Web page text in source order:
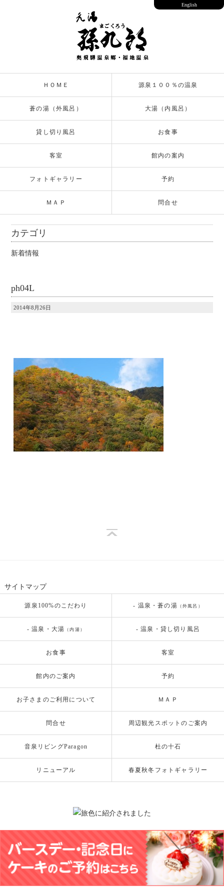
ＨＯＭＥ 源泉１００％の温泉
蒼の湯（外風呂） 大湯（内風呂）
貸し切り風呂 お食事
客室 館内の案内
フォトギャラリー 予約
ＭＡＰ 問合せ
English
カテゴリ
新着情報
ph04L
2014年8月26日
サイトマップ
源泉100%のこだわり - 温泉・蒼の湯 （外風呂）
- 温泉・大湯 （内湯） - 温泉・貸し切り風呂
お食事 客室
館内のご案内 予約
お子さまのご利用について ＭＡＰ
問合せ 周辺観光スポットのご案内
音泉リビングParagon 杜の十石
リニューアル 春夏秋冬フォトギャラリー